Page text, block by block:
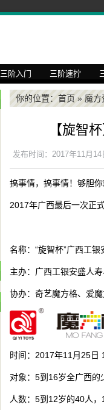
三阶入门 三阶速拧
你的位置： 首页 » 魔方
【旋智
发布时间：2017年11月
搞事情，搞事情！够胆你
2017年广西最后一次正
名称：“旋智杯”广西工
主办：广西工银安盛人
协办：奇艺魔方格、爱
时间：2017年11月25日
对象：5到16岁全广西的
人数：5到12岁的40人